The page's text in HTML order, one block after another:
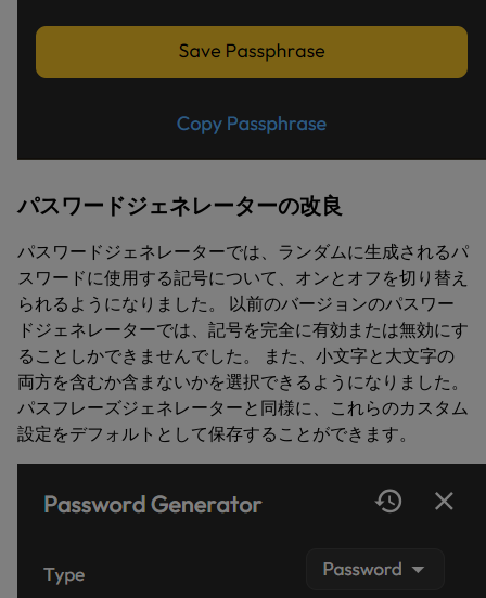
パスワードジェネレーターの改良
パスワードジェネレーターでは、ランダムに生成されるパ
スワードに使用する記号について、オンとオフを切り替え
られるようになりました。 以前のバージョンのパスワー
ドジェネレーターでは、記号を完全に有効または無効にす
ることしかできませんでした。 また、小文字と大文字の
両方を含むか含まないかを選択できるようになりました。
パスフレーズジェネレーターと同様に、これらのカスタム
設定をデフォルトとして保存することができます。